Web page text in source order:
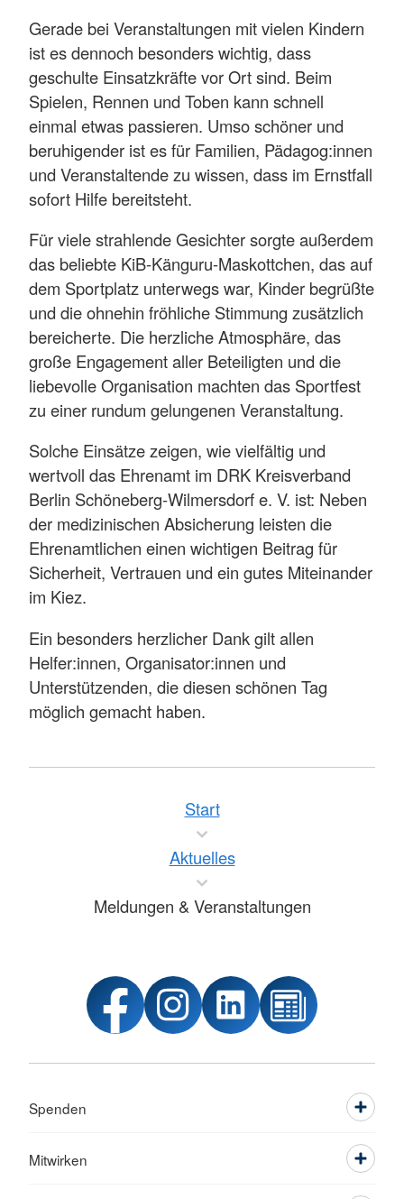
Gerade bei Veranstaltungen mit vielen Kindern
ist es dennoch besonders wichtig, dass
geschulte Einsatzkräfte vor Ort sind. Beim
Spielen, Rennen und Toben kann schnell
einmal etwas passieren. Umso schöner und
beruhigender ist es für Familien, Pädagog:innen
und Veranstaltende zu wissen, dass im Ernstfall
sofort Hilfe bereitsteht.
Für viele strahlende Gesichter sorgte außerdem
das beliebte KiB-Känguru-Maskottchen, das auf
dem Sportplatz unterwegs war, Kinder begrüßte
und die ohnehin fröhliche Stimmung zusätzlich
bereicherte. Die herzliche Atmosphäre, das
große Engagement aller Beteiligten und die
liebevolle Organisation machten das Sportfest
zu einer rundum gelungenen Veranstaltung.
Solche Einsätze zeigen, wie vielfältig und
wertvoll das Ehrenamt im DRK Kreisverband
Berlin Schöneberg-Wilmersdorf e. V. ist: Neben
der medizinischen Absicherung leisten die
Ehrenamtlichen einen wichtigen Beitrag für
Sicherheit, Vertrauen und ein gutes Miteinander
im Kiez.
Ein besonders herzlicher Dank gilt allen
Helfer:innen, Organisator:innen und
Unterstützenden, die diesen schönen Tag
möglich gemacht haben.
Start
Aktuelles
Meldungen & Veranstaltungen
Spenden
Mitwirken